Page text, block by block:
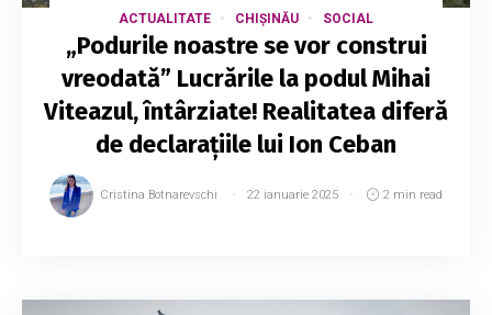
ACTUALITATE CHIȘINĂU SOCIAL
„Podurile noastre se vor construi
vreodată” Lucrările la podul Mihai
Viteazul, întârziate! Realitatea diferă
de declarațiile lui Ion Ceban
Cristina Botnarevschi 22 ianuarie 2025 2 min read